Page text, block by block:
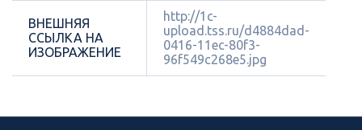
ВНЕШНЯЯ
ССЫЛКА НА
ИЗОБРАЖЕНИЕ
http://1c-
upload.tss.ru/d4884dad-
0416-11ec-80f3-
96f549c268e5.jpg